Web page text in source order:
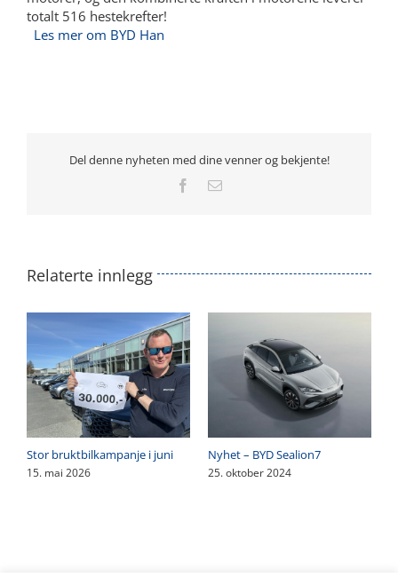
totalt 516 hestekrefter!
Les mer om BYD Han
Del denne nyheten med dine venner og bekjente!
Facebook
E-
Relaterte innlegg
Stor bruktbilkampanje i juni
15. mai 2026
Nyhet – BYD Sealion7
25. oktober 2024